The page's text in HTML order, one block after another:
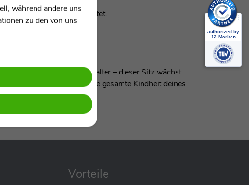
für deine Familie bietet.
bis zum Kindergartenalter – dieser Sitz wächst
Verso ein Begleiter für die gesamte Kindheit deines
Vorteile
während andere uns
zu den von uns